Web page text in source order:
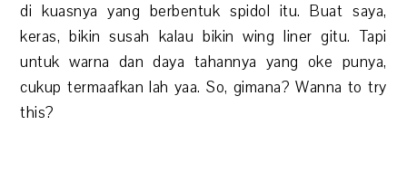
di kuasnya yang berbentuk spidol itu. Buat saya,
keras, bikin susah kalau bikin wing liner gitu. Tapi
untuk warna dan daya tahannya yang oke punya,
cukup termaafkan lah yaa. So, gimana? Wanna to try
this?